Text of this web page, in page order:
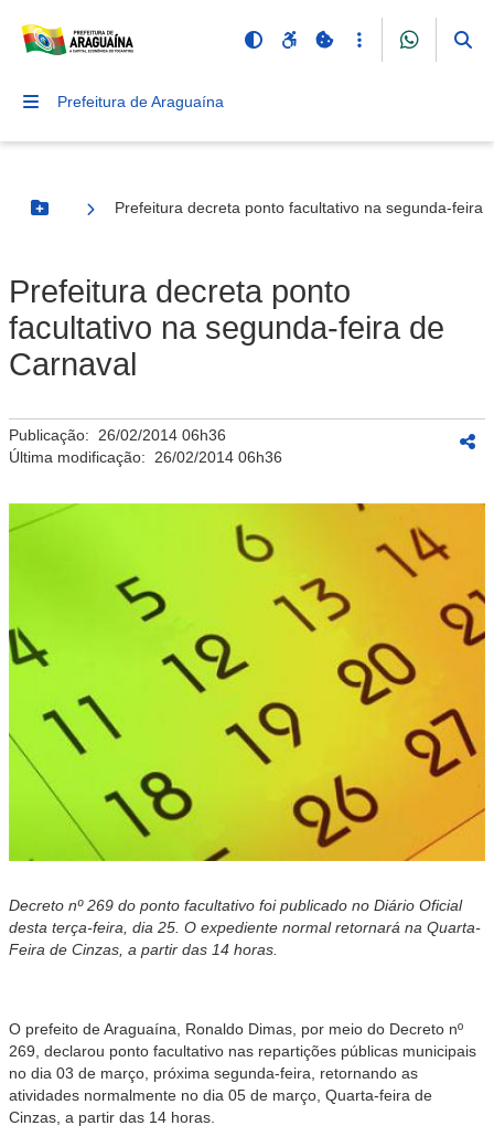
Prefeitura de Araguaína
Botão Menu
Prefeitura decreta ponto facultativo na segunda-feira
Prefeitura decreta ponto
facultativo na segunda-feira de
Carnaval
Publicação: 26/02/2014 06h36
Última modificação: 26/02/2014 06h36
Decreto nº 269 do ponto facultativo foi publicado no Diário Oficial
desta terça-feira, dia 25. O expediente normal retornará na Quarta-
Feira de Cinzas, a partir das 14 horas.
O prefeito de Araguaína, Ronaldo Dimas, por meio do Decreto nº
269, declarou ponto facultativo nas repartições públicas municipais
no dia 03 de março, próxima segunda-feira, retornando as
atividades normalmente no dia 05 de março, Quarta-feira de
Cinzas, a partir das 14 horas.